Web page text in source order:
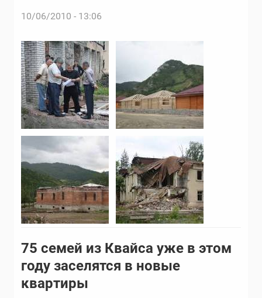
10/06/2010 - 13:06
75 семей из Квайса уже в этом
году заселятся в новые
квартиры